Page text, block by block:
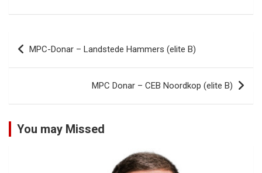
Bericht
navigatie
MPC-Donar – Landstede Hammers (elite B)
MPC Donar – CEB Noordkop (elite B)
You may Missed